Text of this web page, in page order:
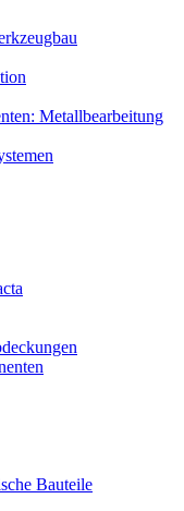
Metallbearbeitung
Bauteile